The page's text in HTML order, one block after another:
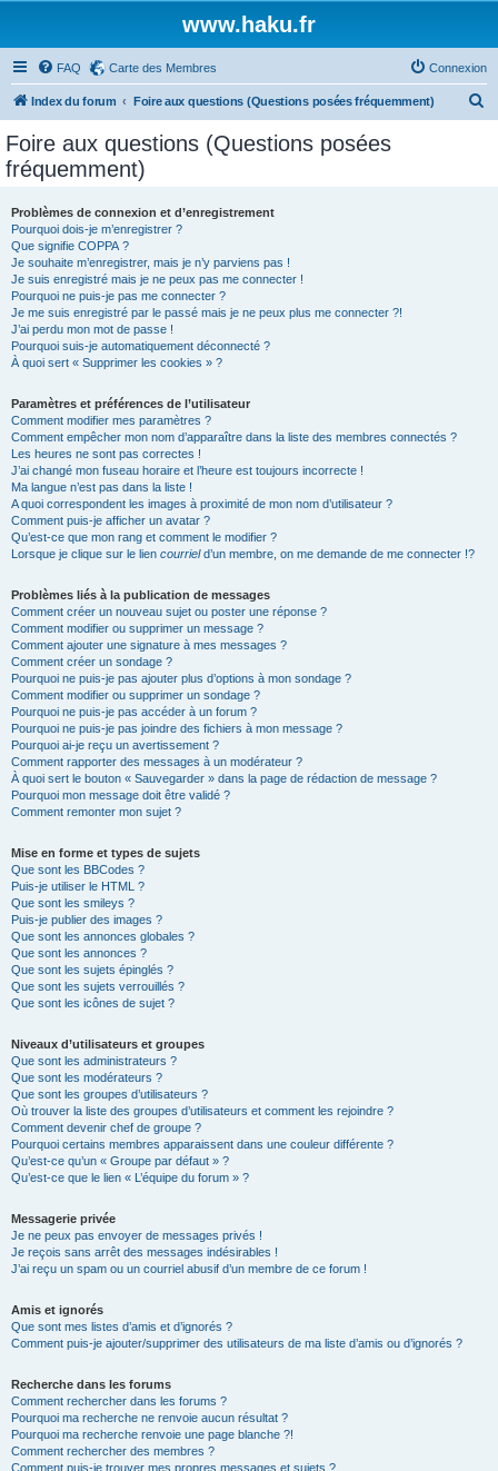
www.haku.fr
FAQ Carte des Membres Connexion
Index du forum Foire aux questions (Questions posées fréquemment)
Foire aux questions (Questions posées
fréquemment)
Problèmes de connexion et d’enregistrement
Pourquoi dois-je m’enregistrer ?
Que signifie COPPA ?
Je souhaite m’enregistrer, mais je n’y parviens pas !
Je suis enregistré mais je ne peux pas me connecter !
Pourquoi ne puis-je pas me connecter ?
Je me suis enregistré par le passé mais je ne peux plus me connecter ?!
J’ai perdu mon mot de passe !
Pourquoi suis-je automatiquement déconnecté ?
À quoi sert « Supprimer les cookies » ?
Paramètres et préférences de l’utilisateur
Comment modifier mes paramètres ?
Comment empêcher mon nom d’apparaître dans la liste des membres connectés ?
Les heures ne sont pas correctes !
J’ai changé mon fuseau horaire et l’heure est toujours incorrecte !
Ma langue n’est pas dans la liste !
A quoi correspondent les images à proximité de mon nom d’utilisateur ?
Comment puis-je afficher un avatar ?
Qu’est-ce que mon rang et comment le modifier ?
Lorsque je clique sur le lien courrield’un membre, on me demande de me connecter !?
Problèmes liés à la publication de messages
Comment créer un nouveau sujet ou poster une réponse ?
Comment modifier ou supprimer un message ?
Comment ajouter une signature à mes messages ?
Comment créer un sondage ?
Pourquoi ne puis-je pas ajouter plus d’options à mon sondage ?
Comment modifier ou supprimer un sondage ?
Pourquoi ne puis-je pas accéder à un forum ?
Pourquoi ne puis-je pas joindre des fichiers à mon message ?
Pourquoi ai-je reçu un avertissement ?
Comment rapporter des messages à un modérateur ?
À quoi sert le bouton « Sauvegarder » dans la page de rédaction de message ?
Pourquoi mon message doit être validé ?
Comment remonter mon sujet ?
Mise en forme et types de sujets
Que sont les BBCodes ?
Puis-je utiliser le HTML ?
Que sont les smileys ?
Puis-je publier des images ?
Que sont les annonces globales ?
Que sont les annonces ?
Que sont les sujets épinglés ?
Que sont les sujets verrouillés ?
Que sont les icônes de sujet ?
Niveaux d’utilisateurs et groupes
Que sont les administrateurs ?
Que sont les modérateurs ?
Que sont les groupes d’utilisateurs ?
Où trouver la liste des groupes d’utilisateurs et comment les rejoindre ?
Comment devenir chef de groupe ?
Pourquoi certains membres apparaissent dans une couleur différente ?
Qu’est-ce qu’un « Groupe par défaut » ?
Qu’est-ce que le lien « L’équipe du forum » ?
Messagerie privée
Je ne peux pas envoyer de messages privés !
Je reçois sans arrêt des messages indésirables !
J’ai reçu un spam ou un courriel abusif d’un membre de ce forum !
Amis et ignorés
Que sont mes listes d’amis et d’ignorés ?
Comment puis-je ajouter/supprimer des utilisateurs de ma liste d’amis ou d’ignorés ?
Recherche dans les forums
Comment rechercher dans les forums ?
Pourquoi ma recherche ne renvoie aucun résultat ?
Pourquoi ma recherche renvoie une page blanche ?!
Comment rechercher des membres ?
Comment puis-je trouver mes propres messages et sujets ?